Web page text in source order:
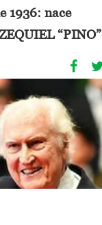
nace
“PINO”